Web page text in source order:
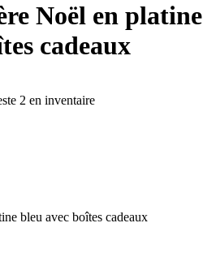
Noël en platine
cadeaux
2 en inventaire
bleu avec boîtes cadeaux